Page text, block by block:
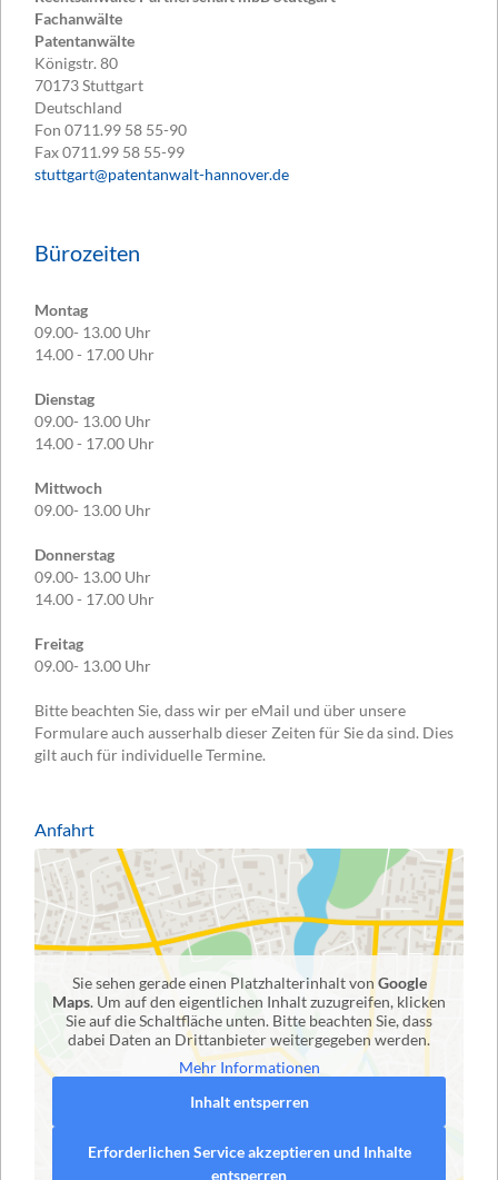
Fachanwälte
Patentanwälte
Königstr. 80
70173Stuttgart
Deutschland
Fon 0711.99 58 55-90
Fax0711.99 58 55-99
stuttgart@patentanwalt-hannover.de
Bürozeiten
Montag
09.00- 13.00 Uhr
14.00 - 17.00 Uhr
Dienstag
09.00- 13.00 Uhr
14.00 - 17.00 Uhr
Mittwoch
09.00- 13.00 Uhr
Donnerstag
09.00- 13.00 Uhr
14.00 - 17.00 Uhr
Freitag
09.00- 13.00 Uhr
Bitte beachten Sie, dass wir per eMail und über unsere
Formulare auch ausserhalb dieser Zeiten für Sie da sind. Dies
gilt auch für individuelle Termine.
Anfahrt
Sie sehen gerade einen Platzhalterinhalt von Google
Maps. Um auf den eigentlichen Inhalt zuzugreifen, klicken
Sie auf die Schaltfläche unten. Bitte beachten Sie, dass
dabei Daten an Drittanbieter weitergegeben werden.
Mehr Informationen
Inhalt entsperren
Erforderlichen Service akzeptieren und Inhalte
entsperren